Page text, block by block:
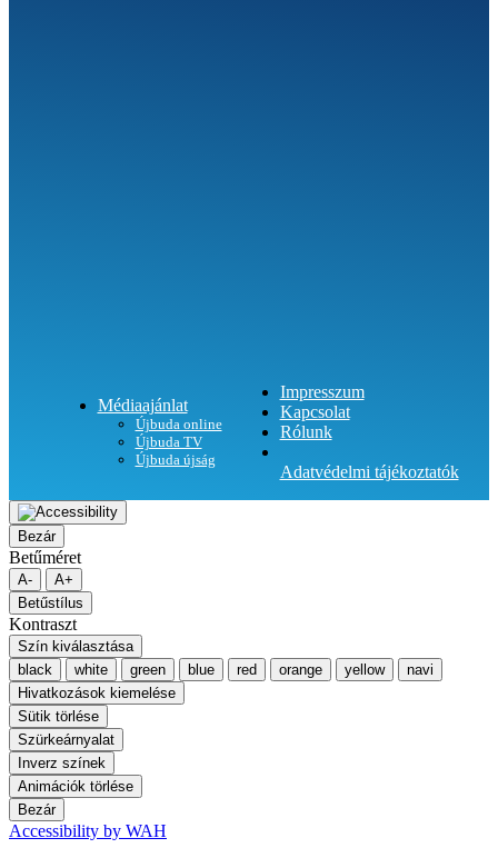
Médiaajánlat
Újbuda online
Újbuda TV
Újbuda újság
Impresszum
Kapcsolat
Rólunk
Adatvédelmi tájékoztatók
Bezár
Betűméret
A-
A+
Betűstílus
Kontraszt
Szín kiválasztása
black
white green blue red orange yellow
navi
Hivatkozások kiemelése
Sütik törlése
Szürkeárnyalat
Inverz színek
Animációk törlése
Bezár
Accessibility by WAH